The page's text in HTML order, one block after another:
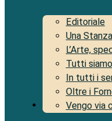
Editoriale
Una
L’Arte,
Tutti
In tutti i
Oltre i
Vengo via
Territorio